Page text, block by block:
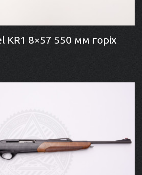
KR1 8×57 550 мм горіх